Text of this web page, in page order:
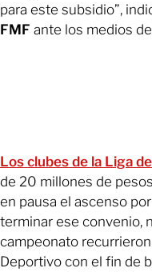
para este subsidio”,
FMF ante los medios
Los clubes de la Liga
de 20 millones de
en pausa el ascenso
terminar ese convenio,
campeonato
Deportivo con el fin de